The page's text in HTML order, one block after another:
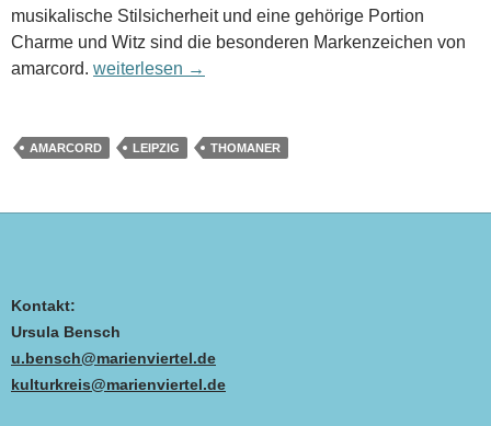
musikalische Stilsicherheit und eine gehörige Portion
Charme und Witz sind die besonderen Markenzeichen von
amarcord. Amarcord: Aus dem Notenschrank der Thomaner
weiterlesen →
AMARCORD LEIPZIG THOMANER
Kontakt:
Ursula Bensch
u.bensch@marienviertel.de
kulturkreis@marienviertel.de